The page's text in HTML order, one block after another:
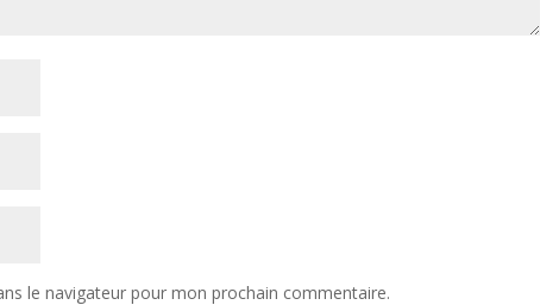
le navigateur pour mon prochain commentaire.